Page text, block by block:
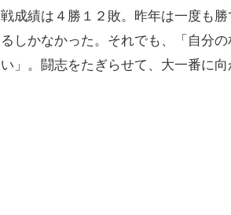
戦成績は４勝１２敗。昨年は一度も
るしかなかった。それでも、「自分
い」。闘志をたぎらせて、大一番に向